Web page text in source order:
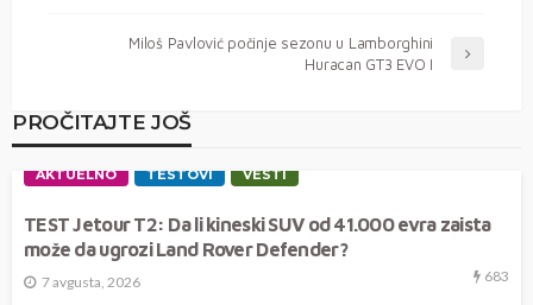
Miloš Pavlović počinje sezonu u Lamborghini
Huracan GT3 EVO I
PROČITAJTE JOŠ
AKTUELNO TESTOVI VESTI
TEST Jetour T2: Da li kineski SUV od 41.000 evra zaista
može da ugrozi Land Rover Defender?
7 avgusta, 2026 683